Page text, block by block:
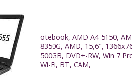
otebook, AMD A4-5150,
8350G, AMD, 15,6",
500GB, DVD+-RW, Win 7
Wi-Fi, BT, CAM,